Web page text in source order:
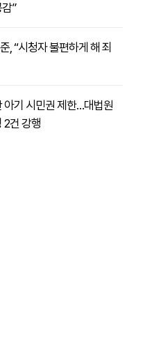
”
해 죄
아기 시민권 제한…대법원
2건 강행